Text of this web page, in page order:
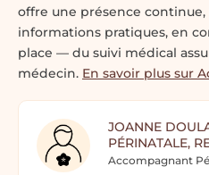
offre une présence
informations pratiques, en
place — du suivi médical
médecin. En savoir plus sur
JOANNE
PÉRINATALE,
Accompagnant